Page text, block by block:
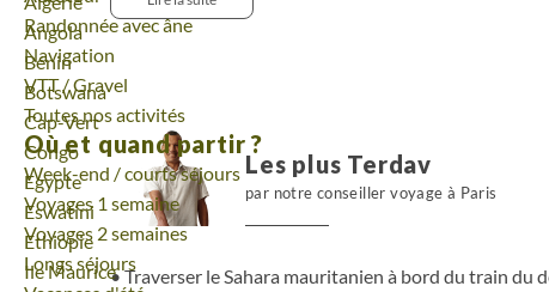
Voyage
Angola
Voyage
Bénin
Voyage
Botswana
Voyage
Cap-Vert
Voyage
Congo
Voyage
Egypte
Voyage
Eswatini
Voyage
Ethiopie
Voyage
Ile Maurice
Randonnée avec âne
Navigation
VTT / Gravel
Toutes nos activités
Où et quand partir ?
Week-end / courts séjours
Voyages 1 semaine
Voyages 2 semaines
Longs séjours
plus saharien de l'Adrar avec sa palmeraie associée à
Les plus Terdav
par notre conseiller voyage à Paris
Traverser le Sahara mauritanien à bord du train du